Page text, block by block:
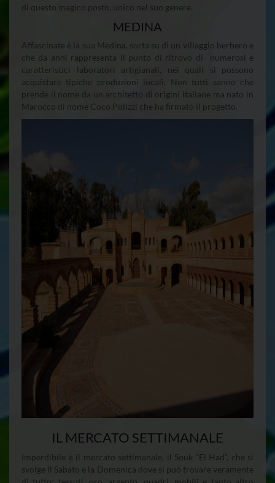
di questo magico posto, unico nel suo genere.
MEDINA
Affascinate è la sua Medina, sorta su di un villaggio berbero e
che da anni rappresenta il punto di ritrovo di numerosi e
caratteristici laboratori artigianali, nei quali si possono
acquistare tipiche produzioni locali. Non tutti sanno che
prende il nome da un architetto di origini italiane ma nato in
Marocco di nome Coco Polizzi che ha firmato il progetto.
IL MERCATO SETTIMANALE
Imperdibile è il mercato settimanale, il Souk “El Had”, che si
svolge il Sabato e la Domenica dove si può trovare veramente